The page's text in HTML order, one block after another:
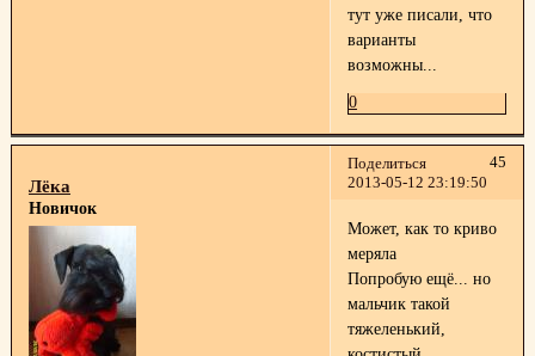
тут уже писали, что
варианты
возможны...
0
Поделиться
45
2013-05-12 23:19:50
Лёка
Новичок
Может, как то криво
меряла
Попробую ещё... но
мальчик такой
тяжеленький,